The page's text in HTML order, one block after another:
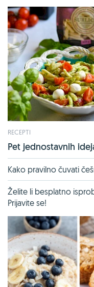
RECEPTI
Pet jednostavnih
Kako pravilno čuvati
Želite li besplatno
Prijavite se!